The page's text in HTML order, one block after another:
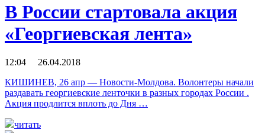
В России стартовала акция
«Георгиевская лента»
12:04 26.04.2018
КИШИНЕВ, 26 апр — Новости-Молдова. Волонтеры начали
раздавать георгиевские ленточки в разных городах России .
Акция продлится вплоть до Дня …
читать